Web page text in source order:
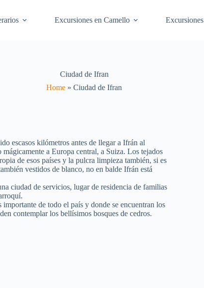
Excursiones en Camello Excursiones
Ciudad de Ifran
Home » Ciudad de Ifran
escasos kilómetros antes de llegar a Ifrán al
a Europa central, a Suiza. Los tejados
de esos países y la pulcra limpieza también, si es
vestidos de blanco, no en balde Ifrán está
ciudad de servicios, lugar de residencia de familias
de todo el país y donde se encuentran los
contemplar los bellísimos bosques de cedros.